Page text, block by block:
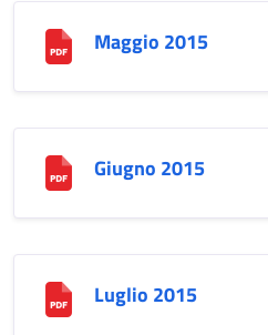
Maggio 2015
Giugno 2015
Luglio 2015